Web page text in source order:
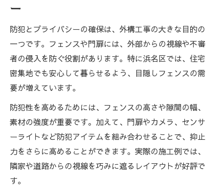
ー
防犯とプライバシーの確保は、外構工事の大きな目的の
一つです。フェンスや門扉には、外部からの視線や不審
者の侵入を防ぐ役割があります。特に浜名区では、住宅
密集地でも安心して暮らせるよう、目隠しフェンスの需
要が増えています。
防犯性を高めるためには、フェンスの高さや隙間の幅、
素材の強度が重要です。加えて、門扉やカメラ、センサ
ーライトなど防犯アイテムを組み合わせることで、抑止
力をさらに高めることができます。実際の施工例では、
隣家や道路からの視線を巧みに遮るレイアウトが好評で
す。